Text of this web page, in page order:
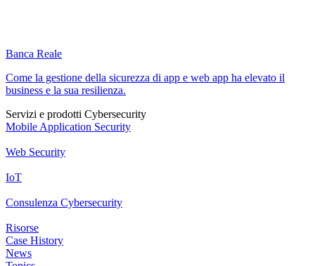
Banca Reale
Come la gestione della sicurezza di app e web app ha elevato il
business e la sua resilienza.
Servizi e prodotti Cybersecurity
Mobile Application Security
Web Security
IoT
Consulenza Cybersecurity
Risorse
Case History
News